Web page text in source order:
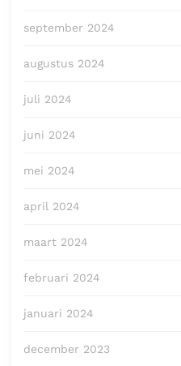
september 2024
augustus 2024
juli 2024
juni 2024
mei 2024
april 2024
maart 2024
februari 2024
januari 2024
december 2023